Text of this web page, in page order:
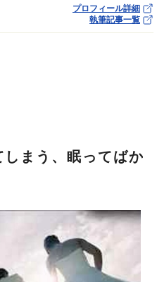
プロフィール詳細
執筆記事一覧
まう、眠ってばか